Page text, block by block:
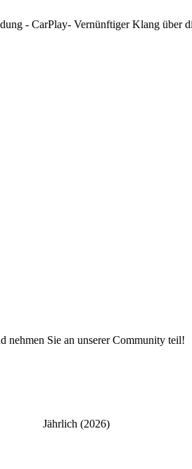
- CarPlay- Vernünftiger Klang über
nehmen Sie an unserer Community teil!
Jährlich (2026)